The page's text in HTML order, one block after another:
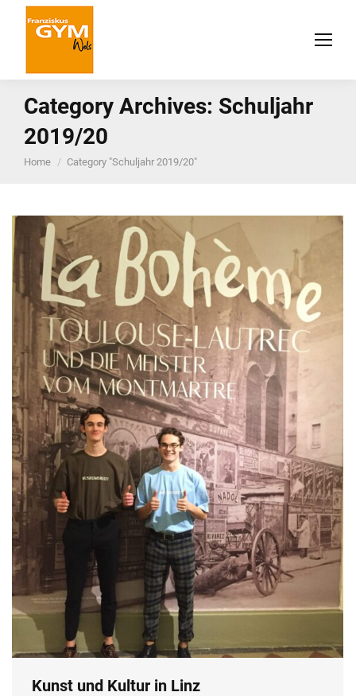
Category Archives: Schuljahr
2019/20
You are here:
Home Category "Schuljahr 2019/20"
Kunst und Kultur in Linz